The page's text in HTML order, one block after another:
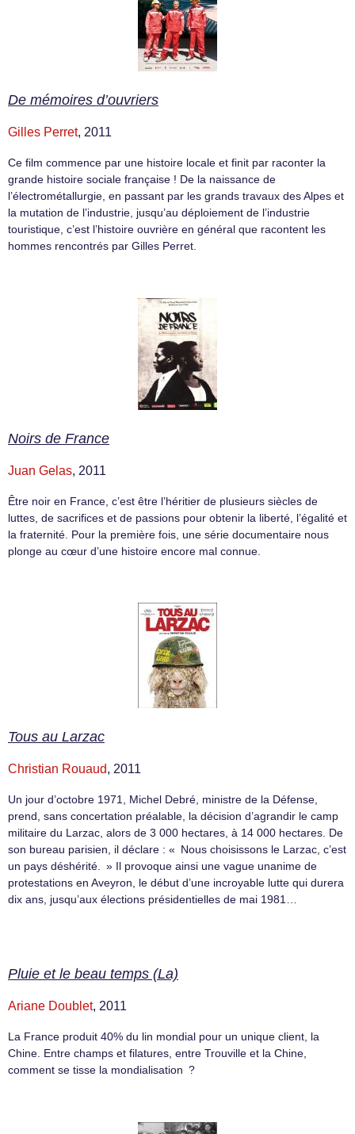
De mémoires d’ouvriers
Gilles Perret, 2011
Ce film commence par une histoire locale et finit par raconter la
grande histoire sociale française ! De la naissance de
l’électrométallurgie, en passant par les grands travaux des Alpes et
la mutation de l’industrie, jusqu’au déploiement de l’industrie
touristique, c’est l’histoire ouvrière en général que racontent les
hommes rencontrés par Gilles Perret.
Noirs de France
Juan Gelas, 2011
Être noir en France, c’est être l’héritier de plusieurs siècles de
luttes, de sacrifices et de passions pour obtenir la liberté, l’égalité et
la fraternité. Pour la première fois, une série documentaire nous
plonge au cœur d’une histoire encore mal connue.
Tous au Larzac
Christian Rouaud, 2011
Un jour d’octobre 1971, Michel Debré, ministre de la Défense,
prend, sans concertation préalable, la décision d’agrandir le camp
militaire du Larzac, alors de 3 000 hectares, à 14 000 hectares. De
son bureau parisien, il déclare : « Nous choisissons le Larzac, c’est
un pays déshérité. » Il provoque ainsi une vague unanime de
protestations en Aveyron, le début d’une incroyable lutte qui durera
dix ans, jusqu’aux élections présidentielles de mai 1981…
Pluie et le beau temps (La)
Ariane Doublet, 2011
La France produit 40% du lin mondial pour un unique client, la
Chine. Entre champs et filatures, entre Trouville et la Chine,
comment se tisse la mondialisation ?